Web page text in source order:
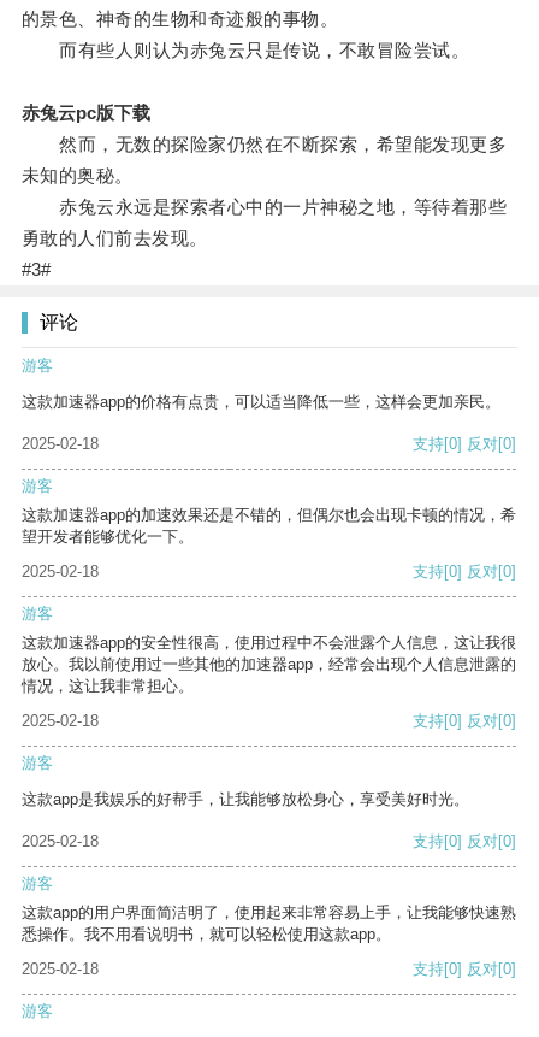
的景色、神奇的生物和奇迹般的事物。
而有些人则认为赤兔云只是传说，不敢冒险尝试。
赤兔云pc版下载
然而，无数的探险家仍然在不断探索，希望能发现更多
未知的奥秘。
赤兔云永远是探索者心中的一片神秘之地，等待着那些
勇敢的人们前去发现。
#3#
评论
游客
这款加速器app的价格有点贵，可以适当降低一些，这样会更加亲民。
2025-02-18 支持[0] 反对[0]
游客
这款加速器app的加速效果还是不错的，但偶尔也会出现卡顿的情况，希
望开发者能够优化一下。
2025-02-18
支持[0] 反对[0]
游客
这款加速器app的安全性很高，使用过程中不会泄露个人信息，这让我很
放心。我以前使用过一些其他的加速器app，经常会出现个人信息泄露的
情况，这让我非常担心。
2025-02-18
支持[0] 反对[0]
游客
这款app是我娱乐的好帮手，让我能够放松身心，享受美好时光。
2025-02-18 支持[0] 反对[0]
游客
这款app的用户界面简洁明了，使用起来非常容易上手，让我能够快速熟
悉操作。我不用看说明书，就可以轻松使用这款app。
2025-02-18
支持[0] 反对[0]
游客